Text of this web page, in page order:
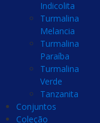
Indicolita
Turmalina
Melancia
Turmalina
Paraíba
Turmalina
Verde
Tanzanita
Conjuntos
Coleção